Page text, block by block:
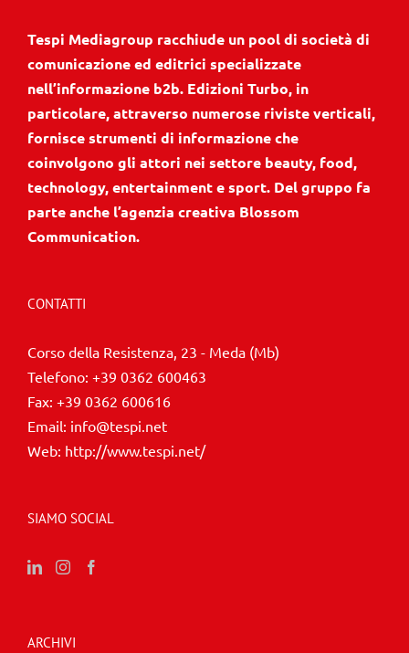
Tespi Mediagroup racchiude un pool di società di
comunicazione ed editrici specializzate
nell’informazione b2b. Edizioni Turbo, in
particolare, attraverso numerose riviste verticali,
fornisce strumenti di informazione che
coinvolgono gli attori nei settore beauty, food,
technology, entertainment e sport. Del gruppo fa
parte anche l’agenzia creativa Blossom
Communication.
CONTATTI
Corso della Resistenza, 23 - Meda (Mb)
Telefono: +39 0362 600463
Fax: +39 0362 600616
Email: info@tespi.net
Web: http://www.tespi.net/
SIAMO SOCIAL
ARCHIVI